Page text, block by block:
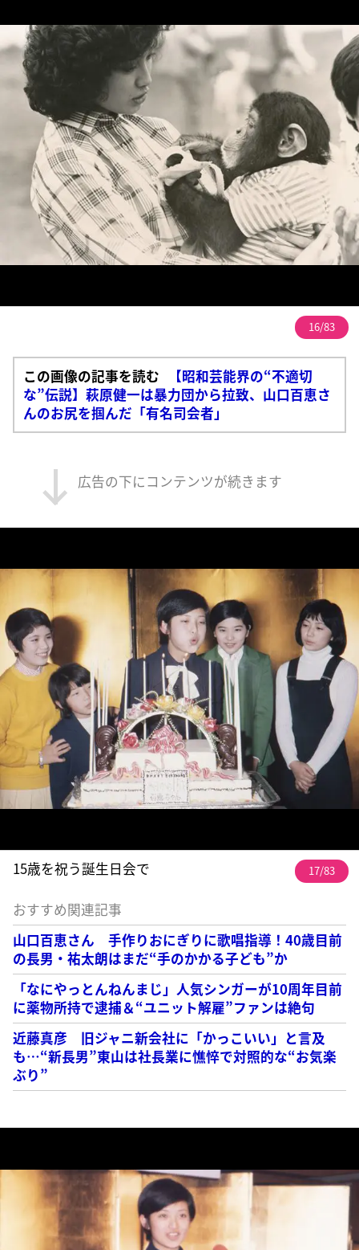
16/83
この画像の記事を読む
【昭和芸能界の“不適切
な”伝説】萩原健一は暴力団から拉致、山口百恵さ
んのお尻を掴んだ「有名司会者」
広告の下にコンテンツが続きます
15歳を祝う誕生日会で 17/83
おすすめ関連記事
山口百恵さん 手作りおにぎりに歌唱指導！40歳目前
の長男・祐太朗はまだ“手のかかる子ども”か
「なにやっとんねんまじ」人気シンガーが10周年目前
に薬物所持で逮捕＆“ユニット解雇”ファンは絶句
近藤真彦 旧ジャニ新会社に「かっこいい」と言及
も…“新長男”東山は社長業に憔悴で対照的な“お気楽
ぶり”